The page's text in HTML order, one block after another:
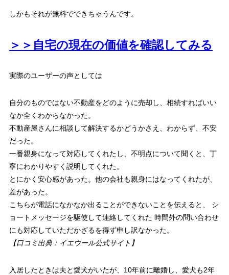
しかもそれが無料でできちゃうんです。
＞＞自宅の現在の価値を確認してみる
実際のユーザーの声としては
自分のものではない不動産をどのように売却し、相続すればいい
なか全くわからなかった。
不動産屋さんに相談して解決するかどうかさえ、わからず、不安
だった。
一番親身になって対応してくれたし、不明点について聞くと、丁
寧にわかりやすく説明してくれた。
とにかく安心感があった。他の会社も親身にはなってくれたが、
差があった。
こちらが電話になかなか出ることができないことを伝えると、 シ
ョートメッセージを駆使して連絡してくれた 時間外の問い合わせ
にも対応していただかざるを得ず申し訳なかった。
【口コミ出典：イエウール公式サイト】
入居したときは夫と愛犬がいたが、10年前に離婚し、愛犬も2年